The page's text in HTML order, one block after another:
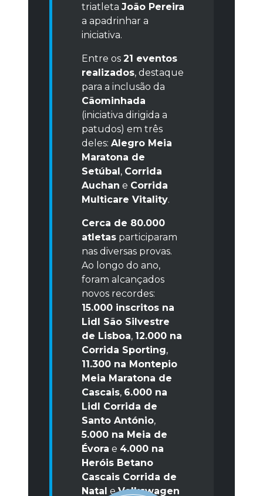
triatleta João Pereira
a apadrinhar a
iniciativa.
Entre os 21 eventos
realizados, destaque
para a inclusão da
Cãominhada
(iniciativa dirigida a
patudos) em três
deles: Alegro Meia
Maratona de
Setúbal, Corrida
Auchan e Corrida
Multicare Vitality.
Cerca de 80.000
atletasparticiparam
nas diversas provas.
Ao longo do ano,
foram alcançados
novos recordes:
15.000 inscritos na
Lidl São Silvestre
de Lisboa, 12.000 na
Corrida Sporting,
11.300 na Montepio
Meia Maratona de
Cascais, 6.000 na
Lidl Corrida de
Santo António,
5.000 na Meia de
Évora e 4.000 na
Heróis Betano
Cascais Corrida de
Natal eVolkswagen